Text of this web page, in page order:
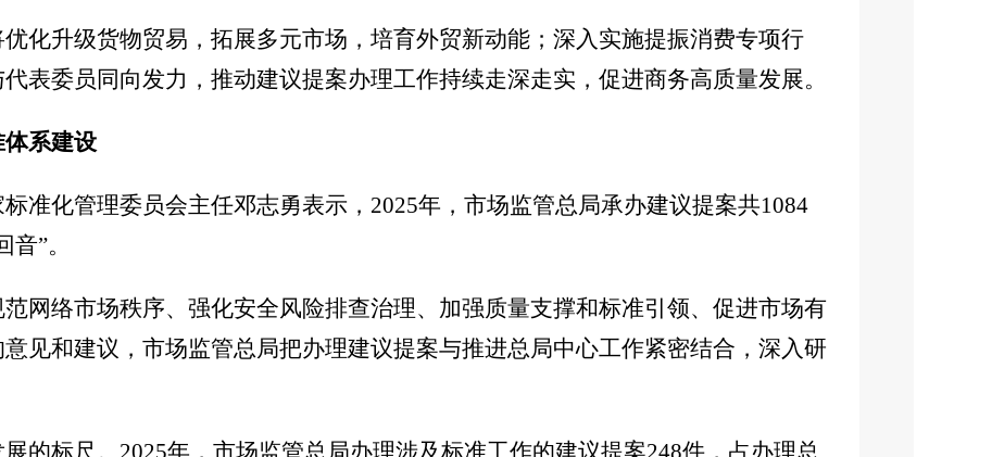
化升级货物贸易，拓展多元市场，培育外贸新动能；深入实施提振消费专项行
表委员同向发力，推动建议提案办理工作持续走深走实，促进商务高质量发展。
系建设
准化管理委员会主任邓志勇表示，2025年，市场监管总局承办建议提案共1084
”。
网络市场秩序、强化安全风险排查治理、加强质量支撑和标准引领、促进市场有
见和建议，市场监管总局把办理建议提案与推进总局中心工作紧密结合，深入研
的标尺。2025年，市场监管总局办理涉及标准工作的建议提案248件，占办理总